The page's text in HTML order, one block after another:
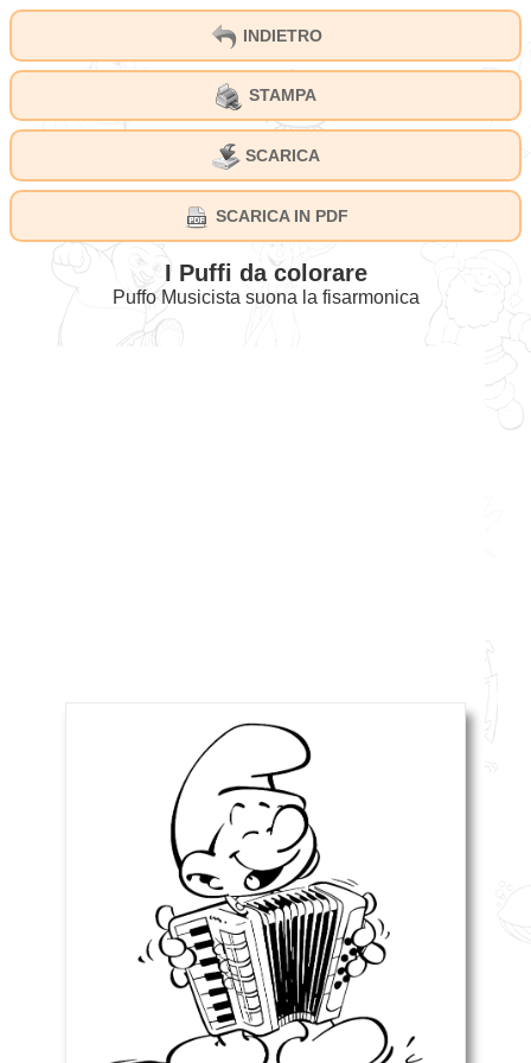
INDIETRO
STAMPA
SCARICA
SCARICA IN PDF
I Puffi da colorare
Puffo Musicista suona la fisarmonica